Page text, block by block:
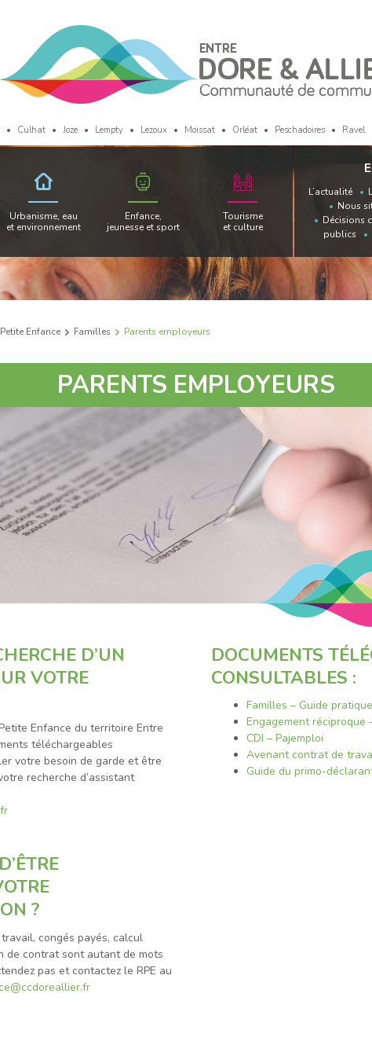
Culhat Joze Lempty Lezoux Moissat Orléat Peschadoires Ravel
Urbanisme, eau
et environnement
Enfance,
jeunesse et sport
Tourisme
et culture
L’actualité
Nous
Décisions
publics
Enfance Familles Parents employeurs
PARENTS EMPLOYEURS
D’UN
VOTRE
Enfance du territoire Entre
téléchargeables
votre besoin de garde et être
recherche d’assistant
?
congés payés, calcul
de contrat sont autant de mots
pas et contactez le RPE au
DOCUMENTS
CONSULTABLES :
Familles – Guide
Engagement réciproque
CDI – Pajemploi
Avenant contrat de
Guide du primo-